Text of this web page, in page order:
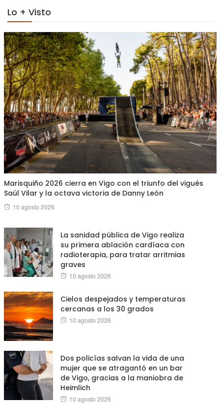
Lo + Visto
Marisquiño 2026 cierra en Vigo con el triunfo del vigués
Saúl Vilar y la octava victoria de Danny León
Posted
10 agosto 2026
La sanidad pública de Vigo realiza
su primera ablación cardíaca con
radioterapia, para tratar arritmias
graves
Posted
10 agosto 2026
Cielos despejados y temperaturas
cercanas a los 30 grados
Posted
10 agosto 2026
Dos policías salvan la vida de una
mujer que se atragantó en un bar
de Vigo, gracias a la maniobra de
Heimlich
Posted
10 agosto 2026